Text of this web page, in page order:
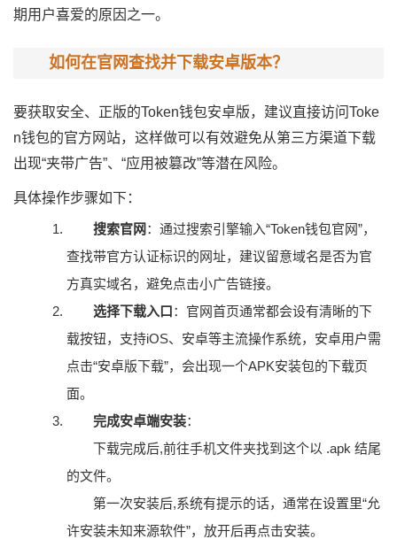
期用户喜爱的原因之一。
如何在官网查找并下载安卓版本？
要获取安全、正版的Token钱包安卓版，建议直接访问Toke
n钱包的官方网站，这样做可以有效避免从第三方渠道下载
出现“夹带广告”、“应用被篡改”等潜在风险。
具体操作步骤如下：
搜索官网 ：通过搜索引擎输入“Token钱包官网”，
查找带官方认证标识的网址，建议留意域名是否为官
方真实域名，避免点击小广告链接。
选择下载入口：官网首页通常都会设有清晰的下
载按钮，支持iOS、安卓等主流操作系统，安卓用户需
点击“安卓版下载”，会出现一个APK安装包的下载页
面。
完成安卓端安装：
下载完成后,前往手机文件夹找到这个以 .apk 结尾
的文件。
第一次安装后,系统有提示的话，通常在设置里“允
许安装未知来源软件”，放开后再点击安装。